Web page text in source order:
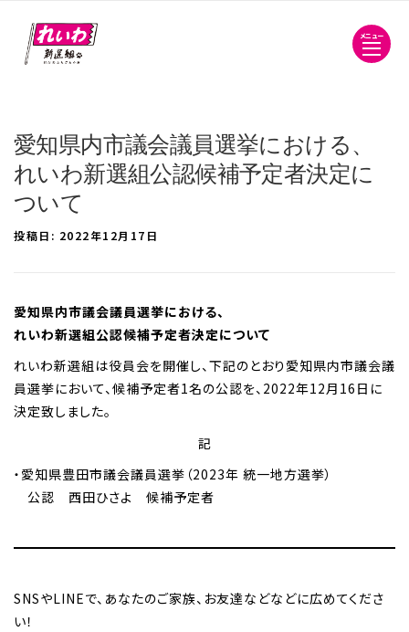
メニュー
愛知県内市議会議員選挙における、
れいわ新選組公認候補予定者決定に
ついて
投稿日: 2022年12月17日
愛知県内市議会議員選挙における、
れいわ新選組公認候補予定者決定について
れいわ新選組は役員会を開催し、下記のとおり愛知県内市議会議
員選挙において、候補予定者1名の公認を、2022年12月16日に
決定致しました。
記
・愛知県豊田市議会議員選挙（2023年 統一地方選挙）
公認 西田ひさよ 候補予定者
SNSやLINEで、あなたのご家族、お友達などなどに広めてくださ
い！